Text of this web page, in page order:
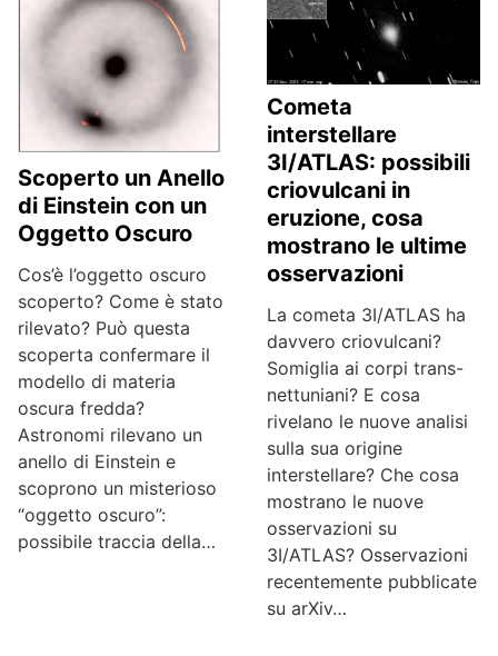
Scoperto un Anello
di Einstein con un
Oggetto Oscuro
Cos’è l’oggetto oscuro
scoperto? Come è stato
rilevato? Può questa
scoperta confermare il
modello di materia
oscura fredda?
Astronomi rilevano un
anello di Einstein e
scoprono un misterioso
“oggetto oscuro”:
possibile traccia della…
Cometa
interstellare
3I/ATLAS: possibili
criovulcani in
eruzione, cosa
mostrano le ultime
osservazioni
La cometa 3I/ATLAS ha
davvero criovulcani?
Somiglia ai corpi trans-
nettuniani? E cosa
rivelano le nuove analisi
sulla sua origine
interstellare? Che cosa
mostrano le nuove
osservazioni su
3I/ATLAS? Osservazioni
recentemente pubblicate
su arXiv…